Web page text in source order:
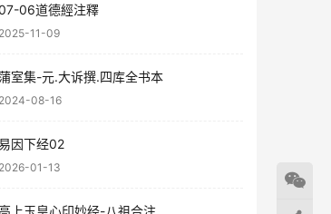
06道德經注釋
2025-11-09
室集-元.大诉撰.四库全书本
2024-08-16
因下经02
2026-01-13
上玉皇心印妙经-八祖合注